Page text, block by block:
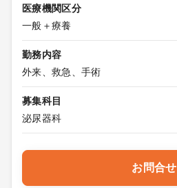
医療機関区分
一般＋療養
勤務内容
外来、救急、手術
募集科目
泌尿器科
お問合せ